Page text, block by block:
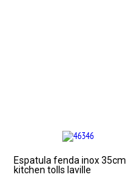
Espatula fenda inox 35cm
kitchen tolls laville